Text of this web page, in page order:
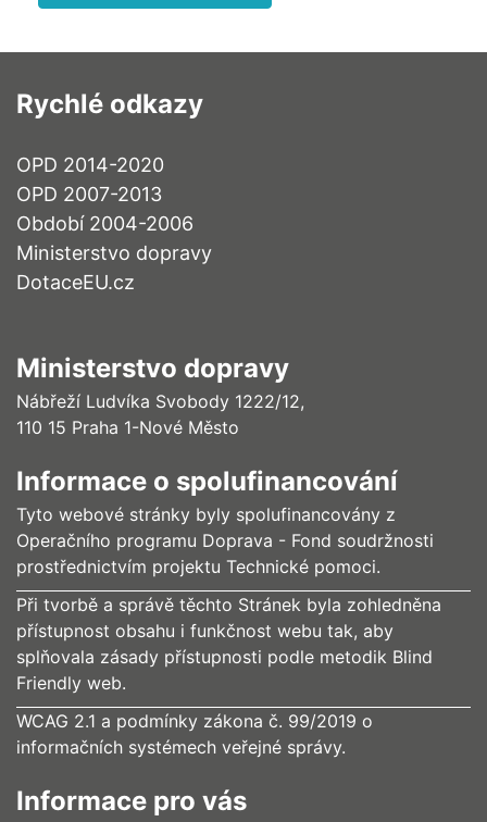
Rychlé odkazy
OPD 2014-2020
OPD 2007-2013
Období 2004-2006
Ministerstvo dopravy
DotaceEU.cz
Ministerstvo dopravy
Nábřeží Ludvíka Svobody 1222/12,
110 15 Praha 1-Nové Město
Informace o spolufinancování
Tyto webové stránky byly spolufinancovány z
Operačního programu Doprava - Fond soudržnosti
prostřednictvím projektu Technické pomoci.
Při tvorbě a správě těchto Stránek byla zohledněna
přístupnost obsahu i funkčnost webu tak, aby
splňovala zásady přístupnosti podle metodik Blind
Friendly web.
WCAG 2.1 a podmínky zákona č. 99/2019 o
informačních systémech veřejné správy.
Informace pro vás